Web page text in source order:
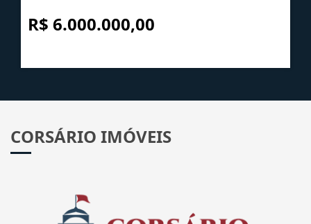
R$ 6.000.000,00
CORSÁRIO IMÓVEIS